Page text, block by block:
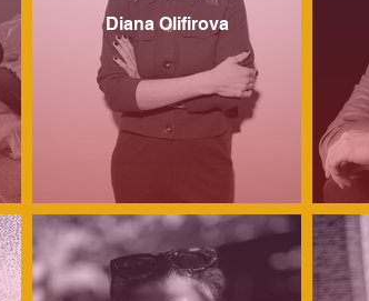
Diana Olifirova